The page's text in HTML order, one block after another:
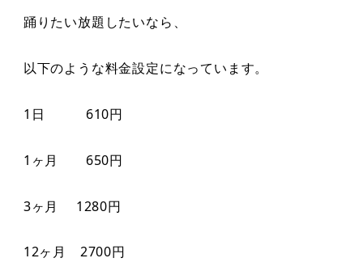
踊りたい放題したいなら、
以下のような料金設定になっています。
1日 610円
1ヶ月 650円
3ヶ月 1280円
12ヶ月 2700円